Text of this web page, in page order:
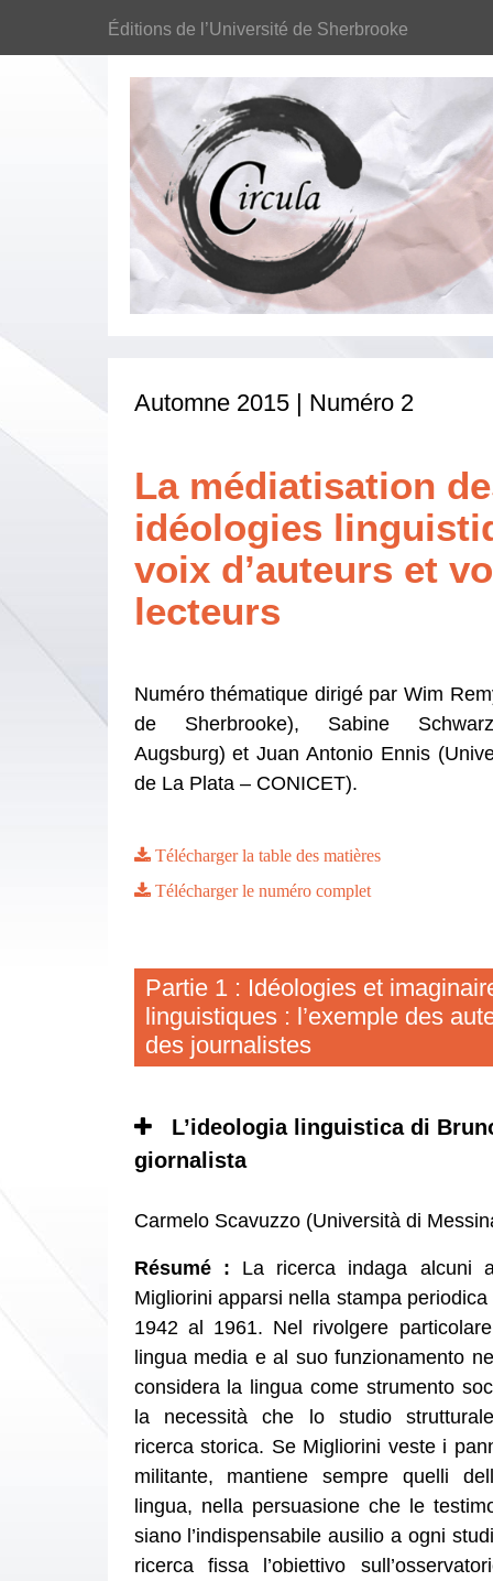
Éditions de l’Université de Sherbrooke
Automne 2015 | Numéro 2
La médiatisation
idéologies
voix d’auteurs et
lecteurs
Numéro thématique dirigé par Wim
de Sherbrooke), Sabine
Augsburg) et Juan Antonio Ennis
de La Plata – CONICET).
Télécharger la table des matières
Télécharger le numéro complet
Partie 1 : Idéologies et
linguistiques : l’exemple des
des journalistes
L’ideologia linguistica di
giornalista
Carmelo Scavuzzo (Università di
Résumé : La ricerca indaga alcuni
Migliorini apparsi nella stampa
1942 al 1961. Nel rivolgere
lingua media e al suo funzionamento
considera la lingua come strumento
la necessità che lo studio
ricerca storica. Se Migliorini veste i
militante, mantiene sempre quelli
lingua, nella persuasione che le
siano l’indispensabile ausilio a ogni
ricerca fissa l’obiettivo